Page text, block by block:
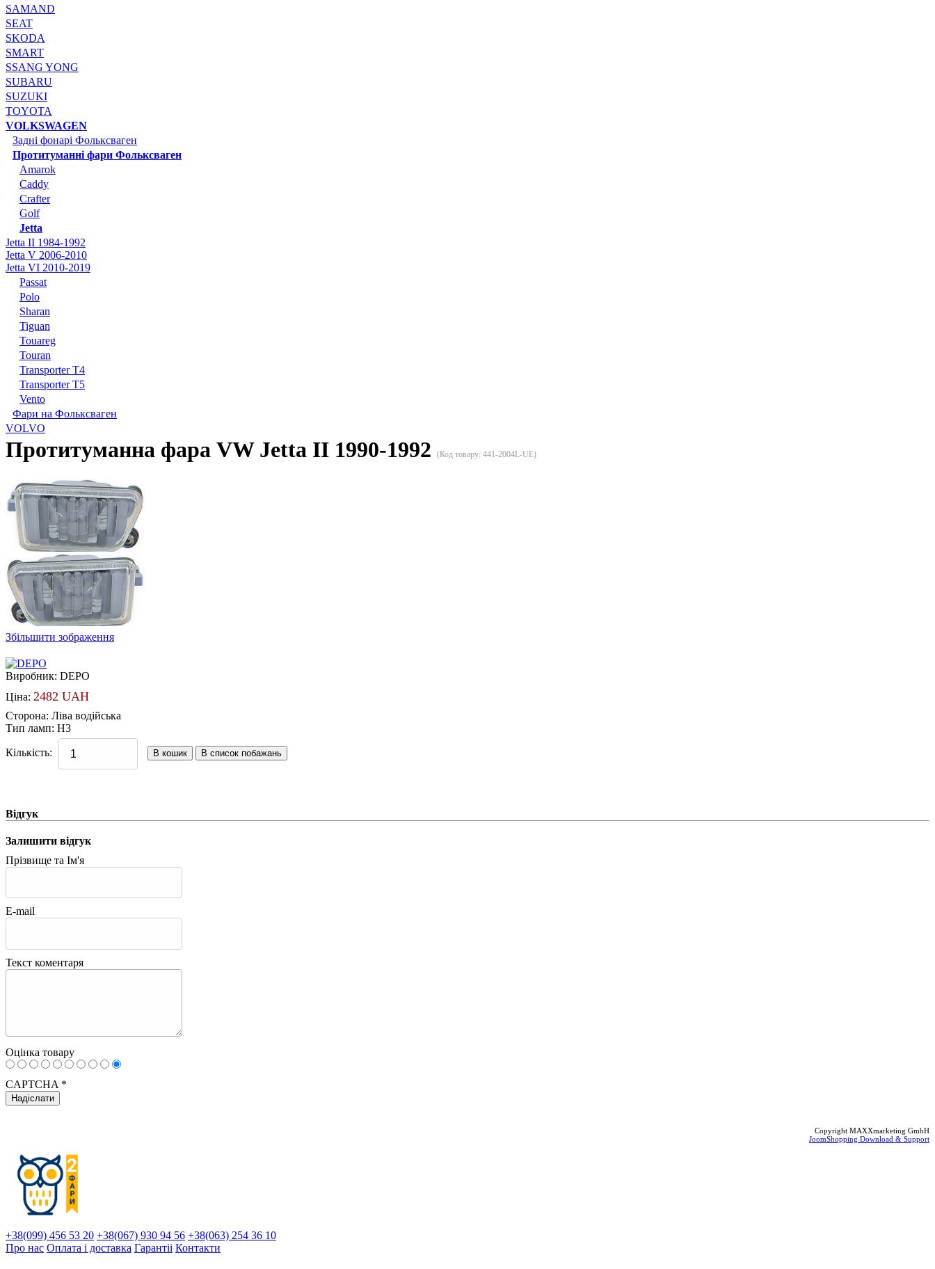
SAMAND
SEAT
SKODA
SMART
SSANG YONG
SUBARU
SUZUKI
TOYOTA
VOLKSWAGEN
Задні фонарі Фольксваген
Протитуманні фари Фольксваген
Amarok
Caddy
Crafter
Golf
Jetta
Jetta II 1984-1992
Jetta V 2006-2010
Jetta VI 2010-2019
Passat
Polo
Sharan
Tiguan
Touareg
Touran
Transporter T4
Transporter T5
Vento
Фари на Фольксваген
VOLVO
Протитуманна фара VW Jetta II 1990-1992 (Код товару: 441-2004L-UE)
Збільшити зображення
Виробник: DEPO
Ціна: 2482 UAH
Сторона: Ліва водійська
Тип ламп: Н3
Кількість:
Відгук
Залишити відгук
Прізвище та Ім'я
E-mail
Текст коментаря
Оцінка товару
CAPTCHA *
Copyright MAXXmarketing GmbH
JoomShopping Download & Support
+38(099) 456 53 20 +38(067) 930 94 56 +38(063) 254 36 10
Про нас Оплата і доставка Гарантіi Контакти